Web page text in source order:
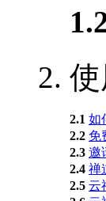
2.
2.1 如
2.2 免
2.3 邀
2.4 禅
2.5 云